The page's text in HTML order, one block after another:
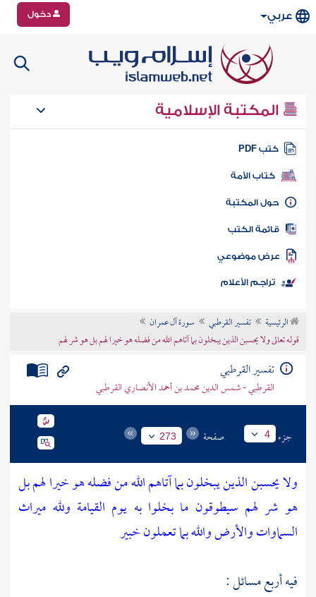
عربي دخول
المكتبة الإسلامية
كتب PDF
كتاب الأمة
المكتبة
الكتب
موضوعي
تراجم الأعلام
الرئيسية تفسير القرطبي
سورة آل عمران
قوله تعالى ولا يحسبن الذين يبخلون بما آتاهم الله من فضله هو خيرا لهم بل هو شر لهم
تفسير القرطبي
القرطبي - شمس الدين محمد بن أحمد الأنصاري القرطبي
جزء 4 صفحة 273
ولا يحسبن الذين يبخلون بما آتاهم الله من فضله هو خيرا لهم بل
هو شر لهم سيطوقون ما بخلوا به يوم القيامة ولله ميراث
السماوات والأرض والله بما تعملون خبير
فيه أربع مسائل :